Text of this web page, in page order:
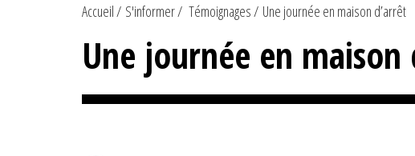
Accueil S'informer Témoignages Une journée en maison d’arrêt
Une journée en maison